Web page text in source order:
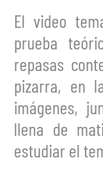
El video
prueba
repasas
pizarra, en
imágenes,
llena de
estudiar el